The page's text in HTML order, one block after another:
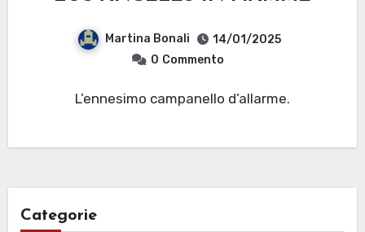
Martina Bonali
14/01/2025
0 Commento
L’ennesimo campanello d’allarme.
Categorie